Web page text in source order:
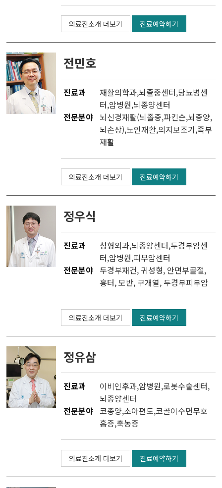
의료진소개 더보기 진료예약하기
전민호
진료과 재활의학과,뇌졸중센터,당뇨병센
터,암병원,뇌종양센터
전문분야 뇌신경재활(뇌졸중,파킨슨,뇌종양,
뇌손상),노인재활,의지보조기,족부
재활
의료진소개 더보기 진료예약하기
정우식
진료과 성형외과,뇌종양센터,두경부암센
터,암병원,피부암센터
전문분야 두경부재건, 귀성형, 안면부골절,
흉터, 모반, 구개열, 두경부피부암
의료진소개 더보기 진료예약하기
정유삼
진료과 이비인후과,암병원,로봇수술센터,
뇌종양센터
전문분야 코종양,소아편도,코골이수면무호
흡증,축농증
의료진소개 더보기 진료예약하기